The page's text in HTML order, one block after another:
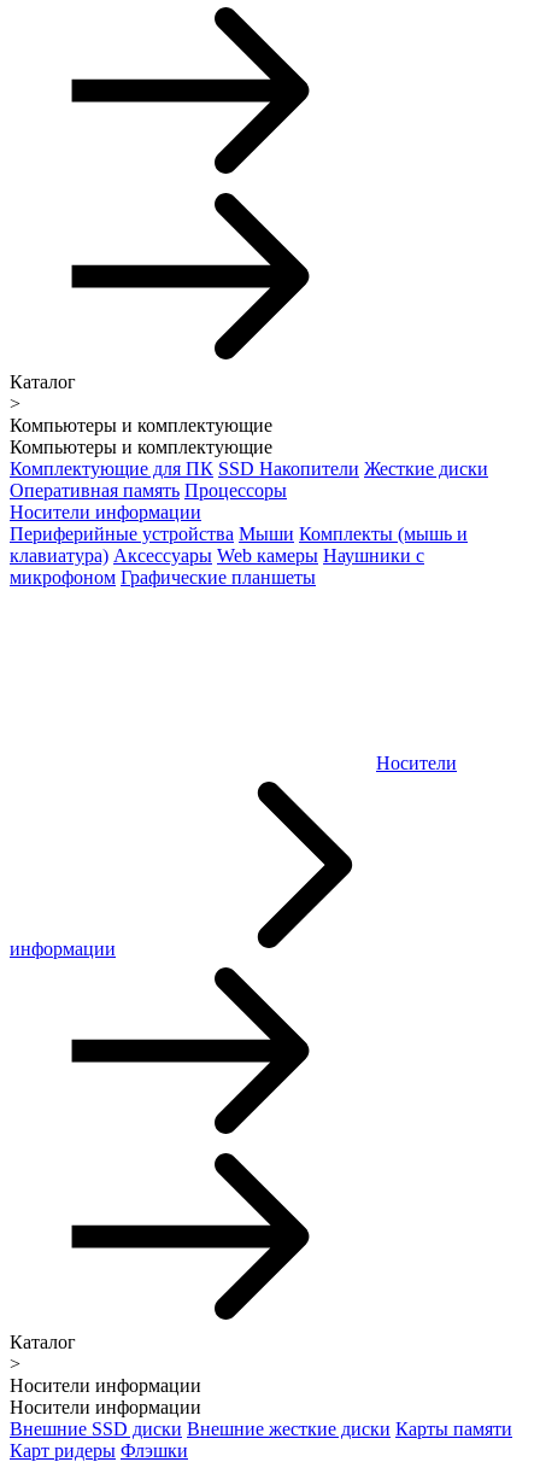
Каталог
>
Компьютеры и комплектующие
Компьютеры и комплектующие
Комплектующие для ПК SSD Накопители Жесткие диски
Оперативная память Процессоры
Носители информации
Периферийные устройства Мыши Комплекты (мышь и
клавиатура) Аксессуары Web камеры Наушники с
микрофоном Графические планшеты
Носители
информации
Каталог
>
Носители информации
Носители информации
Внешние SSD диски Внешние жесткие диски Карты памяти
Карт ридеры Флэшки